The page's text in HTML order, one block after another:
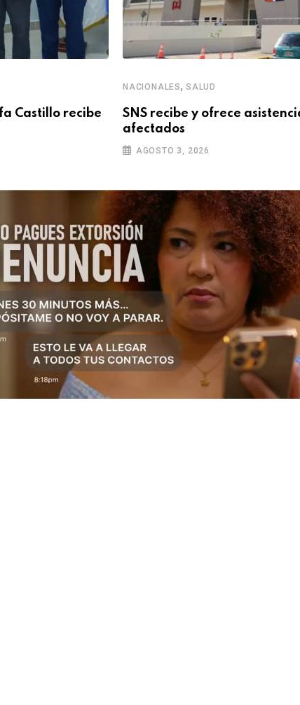
Castillo recibe
NACIONALES, SALUD
SNS recibe y ofrece
afectados
AGOSTO 3, 2026